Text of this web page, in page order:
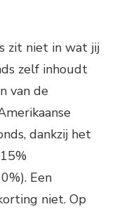
zit niet in wat jij
zelf inhoudt
van de
dankzij het
Een
niet. Op